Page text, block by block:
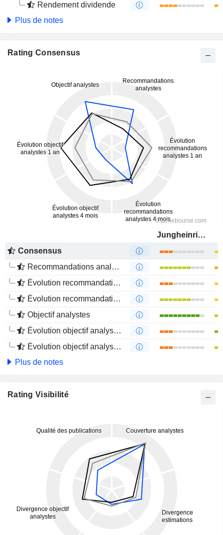
Rendement dividende
Plus de notes
Rating Consensus
Jungheinrich AG
Consensus
Recommandations analystes
Évolution recommandations analystes 1 an
Évolution recommandations analystes 4 mois
Objectif analystes
Évolution objectif analystes 1 an
Évolution objectif analystes 4 mois
Plus de notes
Rating Visibilité